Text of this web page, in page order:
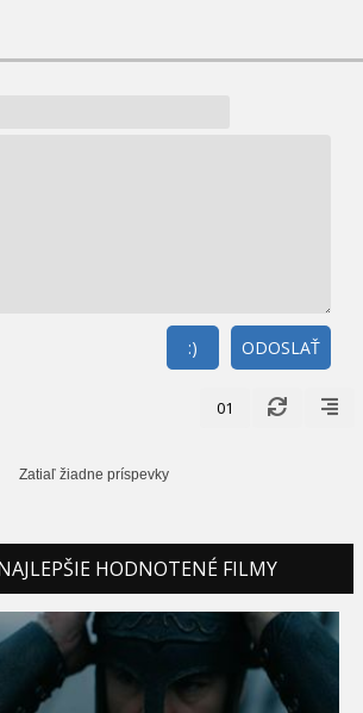
ODOSLAŤ
:)
01
Zatiaľ žiadne príspevky
HODNOTENÉ FILMY